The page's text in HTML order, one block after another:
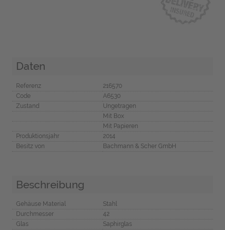
Daten
Referenz
216570
Code
A6530
Zustand
Ungetragen
Mit Box
Mit Papieren
Produktionsjahr
2014
Besitz von
Bachmann & Scher GmbH
Beschreibung
Gehäuse Material
Stahl
Durchmesser
42
Glas
Saphirglas